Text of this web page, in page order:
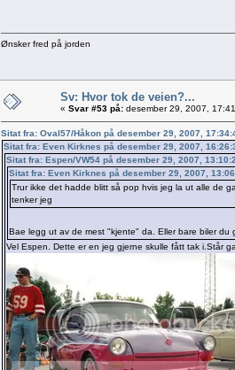
Ønsker fred på jorden
Sv: Hvor tok de veien?...
« Svar #53 på: desember 29, 2007,
Sitat fra: Oval57/Håkon på desember 29, 2007,
Sitat fra: Even Kirknes på desember 29, 2007,
Sitat fra: Espen/VW54 på desember 29, 2007,
Sitat fra: Even Kirknes på desember 29, 2007,
Trur ikke det hadde blitt så pop hvis jeg la ut alle de
tenker jeg
Bae legg ut av de mest "kjente" da. Eller bare biler du
Vel Espen. Dette er en jeg gjerne skulle fått tak i.Står